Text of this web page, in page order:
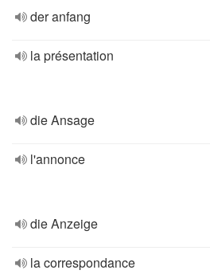
der anfang
la présentation
die Ansage
l'annonce
die Anzeige
la correspondance